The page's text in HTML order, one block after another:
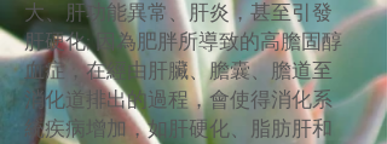
大、肝功能異常、肝炎，甚至引發
肝硬化; 因為肥胖所導致的高膽固醇
血症，在經由肝臟、膽囊、膽道至
消化道排出的過程，會使得消化系
統疾病增加，如肝硬化、脂肪肝和